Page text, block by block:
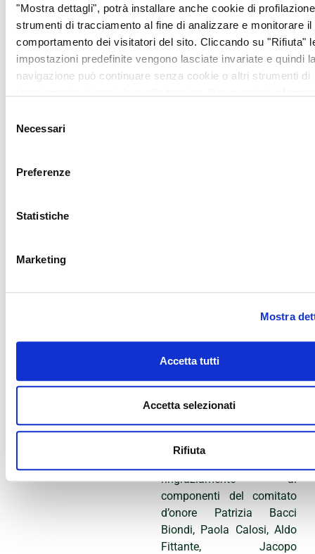
"Mostra dettagli", potrà installare anche cookie di
strumenti di tracciamento al fine di analizzare e monitorare il
comportamento dei visitatori del sito. Cliccando su "Rifiuta"
impostazioni predefinite vengono lasciate invariate e quindi
navigazione può continuare senza cookie o altri strumenti di
delNecessari
Preferenze
Statistiche
Marketing
Mostra
Accetta tutti
Accetta selezionati
Rifiuta
conferito in Senato, che
alla generosità di tante
di Galleria Pananti Casa
d’Aste, Banca Passadore &
Cambiano, Leo France,
Fani Gioielli, Salvatore
Sammontana, Rorandelli,
Intesa Sanpaolo, Le Vanità,
Gruppo Silvia e Strategie
ringraziamento ai
componenti del comitato
d’onore Patrizia Bacci
Biondi, Paola Calosi, Aldo
Fittante, Jacopo